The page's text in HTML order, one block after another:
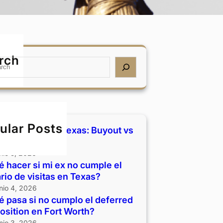
Posts
y casa en Texas: Buyout vs
hacer si mi ex no cumple el
de visitas en Texas?
4, 2026
pasa si no cumplo el deferred
en Fort Worth?